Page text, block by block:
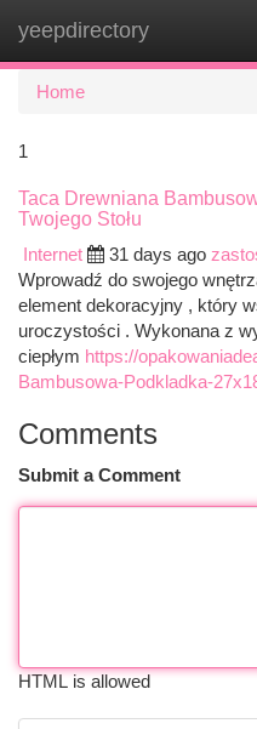
yeepdirectory
Home
1
Taca Drewniana
Twojego Stołu
Internet
31 days ago
Wprowadź do swojego
element dekoracyjny , który
uroczystości . Wykonana z
ciepłym https://
Bambusowa-Podkladka-
Comments
Submit a Comment
HTML is allowed